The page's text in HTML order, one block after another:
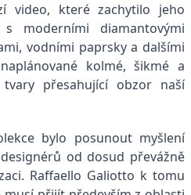
video, které zachytilo jeho
moderními diamantovými
vodními paprsky a dalšími
kolmé, šikmé a
přesahující obzor naší
bylo posunout myšlení
od dosud převážně
Raffaello Galiotto k tomu